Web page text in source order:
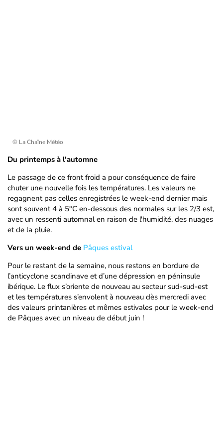
© La Chaîne Météo
Du printemps à l'automne
Le passage de ce front froid a pour conséquence de faire
chuter une nouvelle fois les températures. Les valeurs ne
regagnent pas celles enregistrées le week-end dernier mais
sont souvent 4 à 5°C en-dessous des normales sur les 2/3 est,
avec un ressenti automnal en raison de l'humidité, des nuages
et de la pluie.
Vers un week-end de Pâques estival
Pour le restant de la semaine, nous restons en bordure de
l’anticyclone scandinave et d’une dépression en péninsule
ibérique. Le flux s’oriente de nouveau au secteur sud-sud-est
et les températures s’envolent à nouveau dès mercredi avec
des valeurs printanières et mêmes estivales pour le week-end
de Pâques avec un niveau de début juin !